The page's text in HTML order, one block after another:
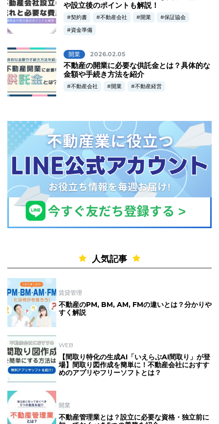
や設立後のポイントも解説！
契約書 不動産会社 開業
保証協会
資金準備
開業 2026.02.05
不動産の開業に必要な供託金とは？具体的な
金額や手続き方法を紹介
不動産会社 開業 不動産経営
人気記事
賃貸管理
不動産のPM, BM, AM, FMの違いとは？分かりや
すく解説
WEB
【間取り特化の生成AI「いえらぶAI間取り」が登
場】間取り図作成を簡単に！不動産会社におすす
めのアプリやフリーソフトとは？
開業
不動産管理業とは？設立に必要な資格・独立前に